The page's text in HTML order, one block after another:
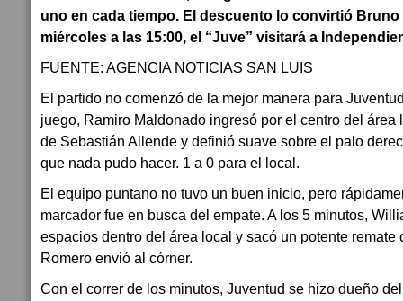
uno en cada tiempo. El descuento lo convirtió
miércoles a las 15:00, el “Juve” visitará a
FUENTE: AGENCIA NOTICIAS SAN LUIS
El partido no comenzó de la mejor manera para
juego, Ramiro Maldonado ingresó por el centro del área
de Sebastián Allende y definió suave sobre el palo
que nada pudo hacer. 1 a 0 para el local.
El equipo puntano no tuvo un buen inicio, pero
marcador fue en busca del empate. A los 5 minutos,
espacios dentro del área local y sacó un potente remate
Romero envió al córner.
Con el correr de los minutos, Juventud se hizo dueño